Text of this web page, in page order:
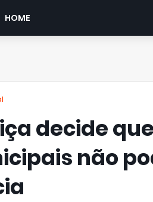
HOME
decide
não